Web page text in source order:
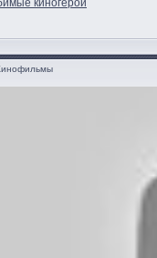
киногерои